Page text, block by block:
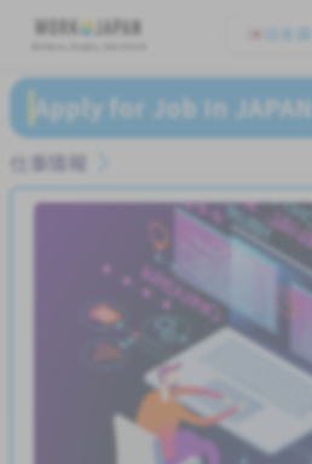
日本語
Apply for Job In JAPAN
仕事情報